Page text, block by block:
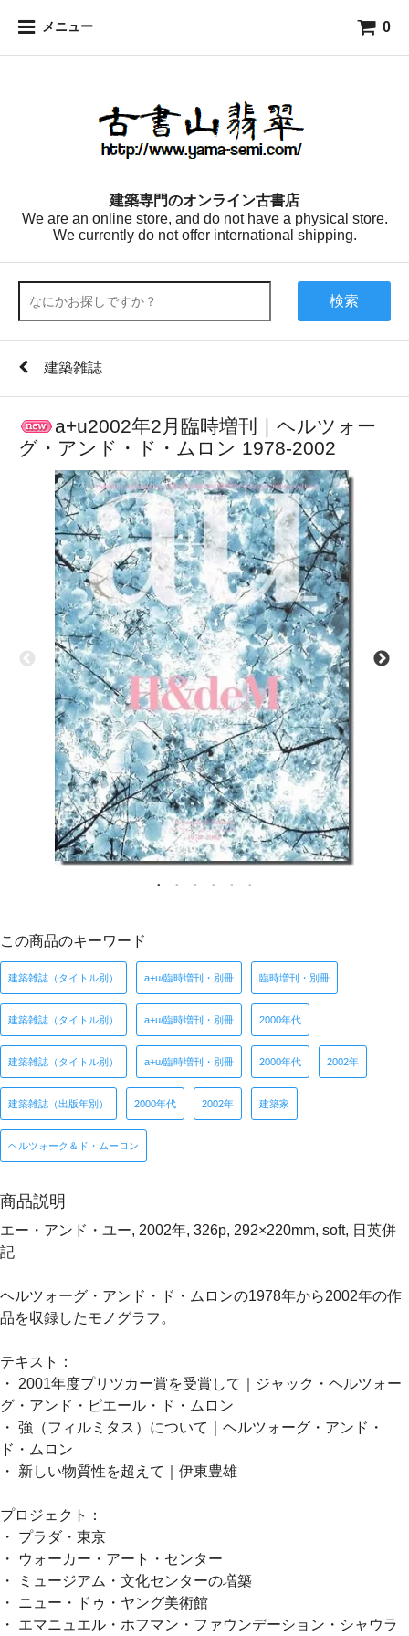
メニュー 0
建築専門のオンライン古書店
We are an online store, and do not have a physical store.
We currently do not offer international shipping.
検索
建築雑誌
a+u2002年2月臨時増刊｜ヘルツォー
グ・アンド・ド・ムロン 1978-2002
この商品のキーワード
建築雑誌（タイトル別） a+u/臨時増刊・別冊 臨時増刊・別冊
建築雑誌（タイトル別） a+u/臨時増刊・別冊 2000年代
建築雑誌（タイトル別） a+u/臨時増刊・別冊 2000年代 2002年
建築雑誌（出版年別） 2000年代 2002年 建築家
ヘルツォーク＆ド・ムーロン
商品説明
エー・アンド・ユー, 2002年, 326p, 292×220mm, soft, 日英併
記
ヘルツォーグ・アンド・ド・ムロンの1978年から2002年の作
品を収録したモノグラフ。
テキスト：
・ 2001年度プリツカー賞を受賞して｜ジャック・ヘルツォー
グ・アンド・ピエール・ド・ムロン
・ 強（フィルミタス）について｜ヘルツォーグ・アンド・
ド・ムロン
・ 新しい物質性を超えて｜伊東豊雄
プロジェクト：
・ プラダ・東京
・ ウォーカー・アート・センター
・ ミュージアム・文化センターの増築
・ ニュー・ドゥ・ヤング美術館
・ エマニュエル・ホフマン・ファウンデーション・シャウラ